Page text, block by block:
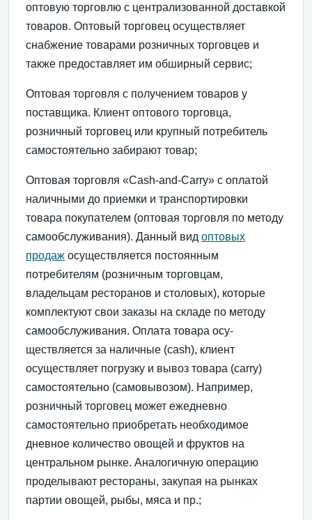
оптовую торговлю с централизованной доставкой
това­ров. Оптовый торговец осуществляет
снабжение товарами розничных торговцев и
также предоставляет им об­ширный сервис;
Оптовая торговля с получением товаров у
поставщи­ка. Клиент оптового торговца,
розничный торговец или крупный потребитель
самостоятельно забирают товар;
Оптовая торговля «Cash-and-Carry» с оплатой
налич­ными до приемки и транспортировки
товара покупате­лем (оптовая торговля по методу
самообслуживания). Данный вид оптовых
продаж осуществляется постоянным
потребителям (розничным торговцам,
владельцам ресто­ранов и столовых), которые
комплектуют свои заказы на складе по методу
самообслуживания. Оплата товара осу­
ществляется за наличные (cash), клиент
осуществляет погрузку и вывоз товара (carry)
самостоятельно (самовы­возом). Например,
розничный торговец может ежедневно
самостоятельно приобретать необходимое
дневное коли­чество овощей и фруктов на
центральном рынке. Анало­гичную операцию
проделывают рестораны, закупая на рынках
партии овощей, рыбы, мяса и пр.;